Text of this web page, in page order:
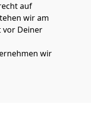
auf
wir am
vor Deiner
wir